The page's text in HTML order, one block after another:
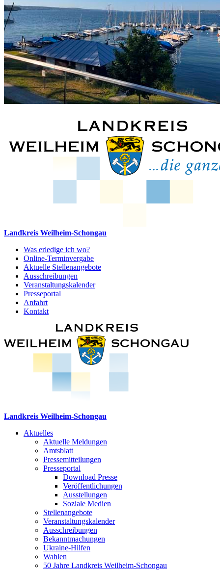
Landkreis Weilheim-Schongau
Was erledige ich wo?
Online-Terminvergabe
Aktuelle Stellenangebote
Ausschreibungen
Veranstaltungskalender
Presseportal
Anfahrt
Kontakt
Landkreis Weilheim-Schongau
Aktuelles
Aktuelle Meldungen
Amtsblatt
Pressemitteilungen
Presseportal
Download Presse
Veröffentlichungen
Ausstellungen
Soziale Medien
Stellenangebote
Veranstaltungskalender
Ausschreibungen
Bekanntmachungen
Ukraine-Hilfen
Wahlen
50 Jahre Landkreis Weilheim-Schongau